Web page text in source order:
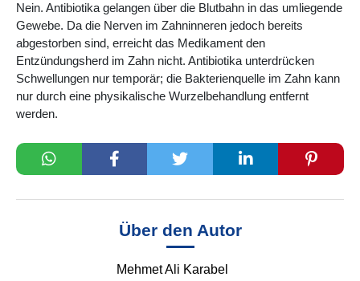
Nein. Antibiotika gelangen über die Blutbahn in das umliegende
Gewebe. Da die Nerven im Zahninneren jedoch bereits
abgestorben sind, erreicht das Medikament den
Entzündungsherd im Zahn nicht. Antibiotika unterdrücken
Schwellungen nur temporär; die Bakterienquelle im Zahn kann
nur durch eine physikalische Wurzelbehandlung entfernt
werden.
Über den Autor
Mehmet Ali Karabel